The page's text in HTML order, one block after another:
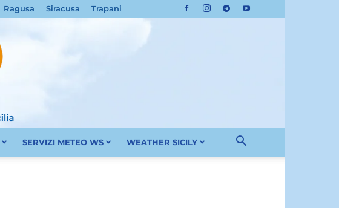
Ragusa Siracusa Trapani
SERVIZI METEO WS WEATHER SICILY